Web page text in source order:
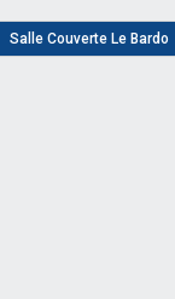
Salle Couverte Le Bardo